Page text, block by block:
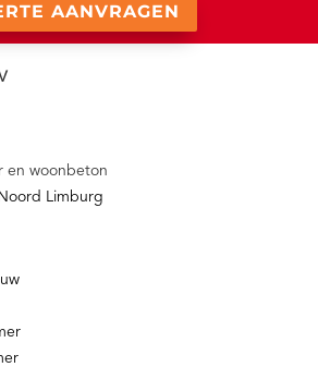
AANVRAGEN
en woonbeton
Noord Limburg